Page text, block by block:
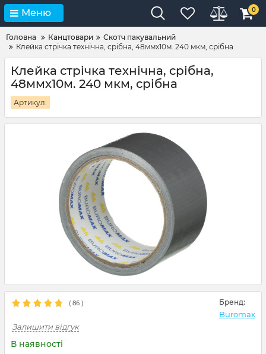
Меню 0
Головна Канцтовари
Скотч пакувальний
Клейка стрічка технічна, срібна, 48ммх10м. 240 мкм, срібна
Клейка стрічка технічна, срібна,
48ммх10м. 240 мкм, срібна
Артикул:
( 86 ) Бренд:
Buromax
Залишити відгук
В наявності